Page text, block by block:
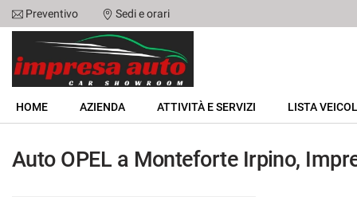
HOME
AZIENDA
ATTIVITÀ E SERVIZI
Preventivo Sedi e orari
HOME AZIENDA ATTIVITÀ E SERVIZI LISTA
Auto OPEL a Monteforte Irpino,
Le
preferenze
di
consenso
Il
pannello
ti